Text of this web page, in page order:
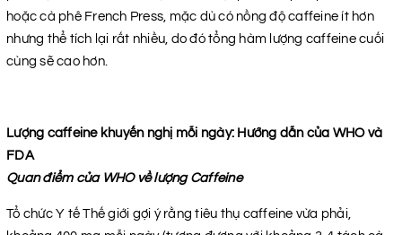
hoặc cà phê French Press, mặc dù có nồng độ caffeine ít hơn
nhưng thể tích lại rất nhiều, do đó tổng hàm lượng caffeine cuối
cùng sẽ cao hơn.
Lượng caffeine khuyến nghị mỗi ngày: Hướng dẫn của WHO và
FDA
Quan điểm của WHO về lượng Caffeine
Tổ chức Y tế Thế giới gợi ý rằng tiêu thụ caffeine vừa phải,